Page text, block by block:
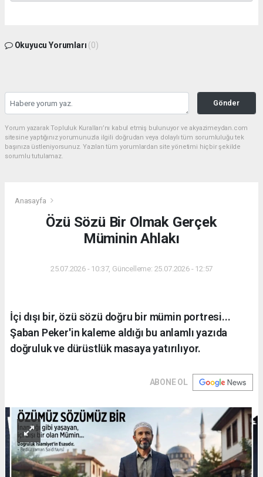
Okuyucu Yorumları (0)
Gönder
Yorum yazarak Topluluk Kuralları’nı kabul etmiş bulunuyor ve akyazimeydan.com
sitesine yaptığınız yorumunuzla ilgili doğrudan veya dolaylı tüm sorumluluğu tek
başınıza üstleniyorsunuz. Yazılan tüm yorumlardan site yönetimi hiçbir şekilde
sorumlu tutulamaz.
Anasayfa
Özü Sözü Bir Olmak Gerçek
Müminin Ahlakı
25.07.2026 - 10:37, Güncelleme: 25.07.2026 - 12:57
İçi dışı bir, özü sözü doğru bir mümin portresi...
Şaban Peker'in kaleme aldığı bu anlamlı yazıda
doğruluk ve dürüstlük masaya yatırılıyor.
ABONE OL